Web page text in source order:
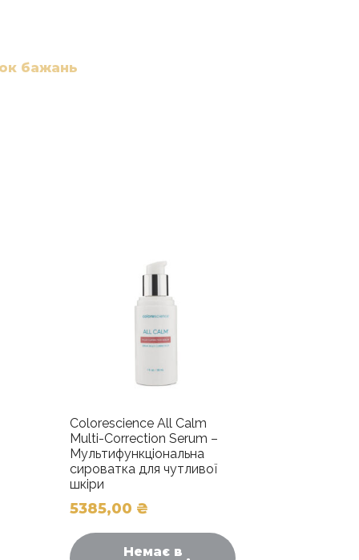
бажань
Colorescience All Calm
Multi-Correction Serum –
Мультифункціональна
сироватка для чутливої
шкіри
5385,00 ₴
Немає в